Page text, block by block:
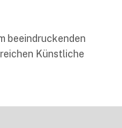
beeindruckenden
Künstliche